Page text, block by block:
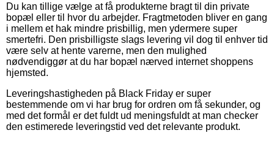
Du kan tillige vælge at få produkterne bragt til din private
bopæl eller til hvor du arbejder. Fragtmetoden bliver en gang
i mellem et hak mindre prisbillig, men ydermere super
smertefri. Den prisbilligste slags levering vil dog til enhver tid
være selv at hente varerne, men den mulighed
nødvendiggør at du har bopæl nærved internet shoppens
hjemsted.
Leveringshastigheden på Black Friday er super
bestemmende om vi har brug for ordren om få sekunder, og
med det formål er det fuldt ud meningsfuldt at man checker
den estimerede leveringstid ved det relevante produkt.